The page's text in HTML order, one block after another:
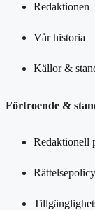
Redaktionen
Vår historia
Källor &
Förtroende &
Redaktionell
Rättelsepolicy